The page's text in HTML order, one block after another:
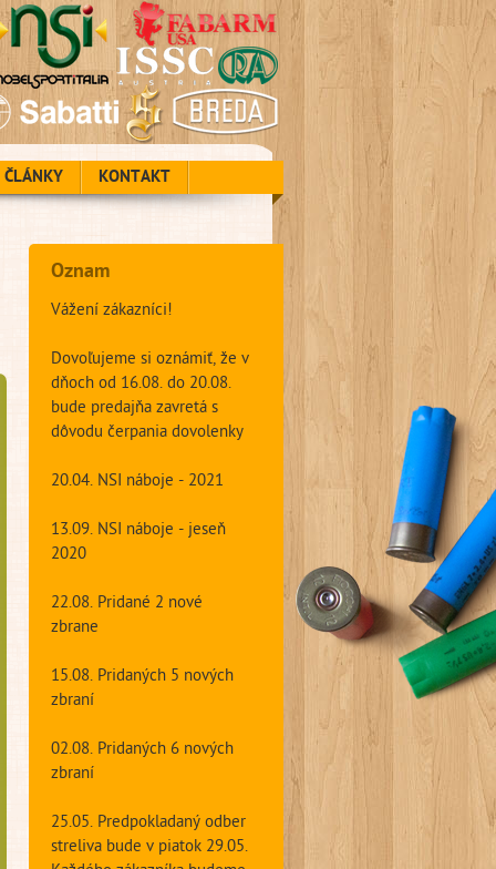
ČLÁNKY KONTAKT
Oznam
Vážení zákazníci!
Dovoľujeme si oznámiť, že v
dňoch od 16.08. do 20.08.
bude predajňa zavretá s
dôvodu čerpania dovolenky
20.04. NSI náboje - 2021
13.09. NSI náboje - jeseň
2020
22.08. Pridané 2 nové
zbrane
15.08. Pridaných 5 nových
zbraní
02.08. Pridaných 6 nových
zbraní
25.05. Predpokladaný odber
streliva bude v piatok 29.05.